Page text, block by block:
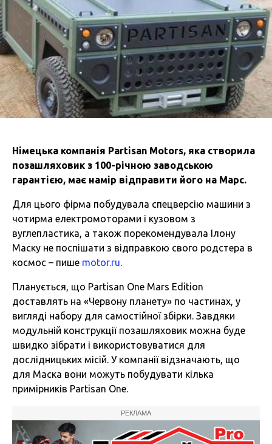
Німецька компанія Partisan Motors, яка створила
позашляховик з 100-річною заводською
гарантією, має намір відправити його на Марс.
Для цього фірма побудувала спецверсію машини з
чотирма електромоторами і кузовом з
вуглепластика, а також порекомендувала Ілону
Маску не поспішати з відправкою свого родстера в
космос – пише motor.ru.
Планується, що Partisan One Mars Edition
доставлять на «Червону планету» по частинах, у
вигляді набору для самостійної збірки. Завдяки
модульній конструкції позашляховик можна буде
швидко зібрати і використовуватися для
дослідницьких місій. У компанії відзначають, що
для Маска вони можуть побудувати кілька
примірників Partisan One.
РЕКЛАМА